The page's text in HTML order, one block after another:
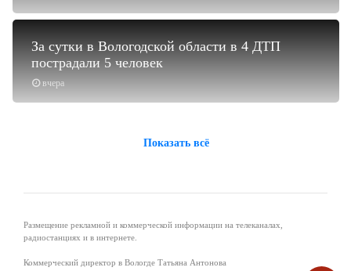
вчера
За сутки в Вологодской области в 4 ДТП
пострадали 5 человек
Показать всё
Размещение рекламной и коммерческой информации на телеканалах,
радиостанциях и в интернете.
Коммерческий директор в Вологде Татьяна Антонова